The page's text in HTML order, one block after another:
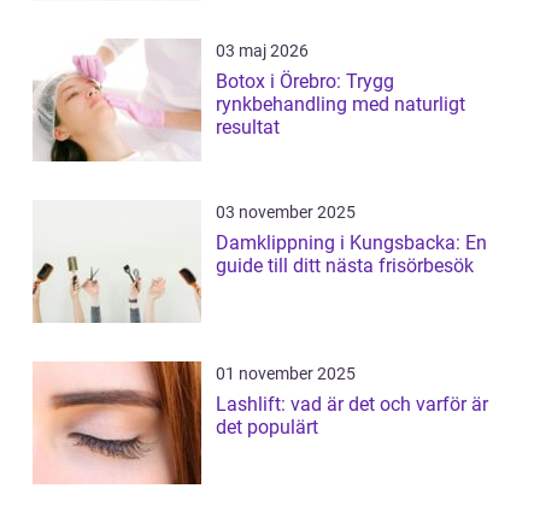
03 maj 2026
Botox i Örebro: Trygg
rynkbehandling med naturligt
resultat
03 november 2025
Damklippning i Kungsbacka: En
guide till ditt nästa frisörbesök
01 november 2025
Lashlift: vad är det och varför är
det populärt